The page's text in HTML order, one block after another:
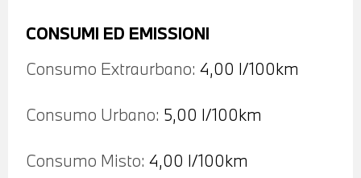
CONSUMI ED EMISSIONI
Consumo Extraurbano: 4,00 l/100km
Consumo Urbano: 5,00 l/100km
Consumo Misto: 4,00 l/100km